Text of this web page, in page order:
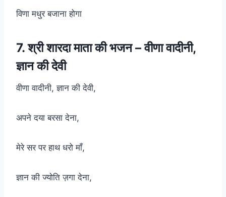
विणा मधुर बजाना होगा
7. श्री शारदा माता की भजन – वीणा वादीनी,
ज्ञान की देवी
वीणा वादीनी, ज्ञान की देवी,
अपने दया बरसा देना,
मेरे सर पर हाथ धरो माँ,
ज्ञान की ज्योति ज़गा देना,